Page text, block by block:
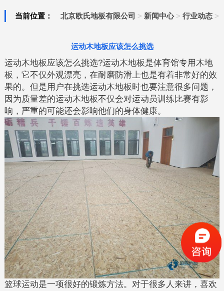
当前位置： 北京欧氏地板有限公司 > 新闻中心>行业动态 >
运动木地板应该怎么挑选
运动木地板应该怎么挑选?运动木地板是体育馆专用木地
板，它不仅外观漂亮，在耐磨防滑上也是有着非常好的效
果的。但是用户在挑选运动木地板时也要注意很多问题，
因为质量差的运动木地板不仅会对运动员训练比赛有影
响，严重的可能还会影响他们的身体健康。
篮球运动是一项很好的锻炼方法。对于很多人来讲，喜欢